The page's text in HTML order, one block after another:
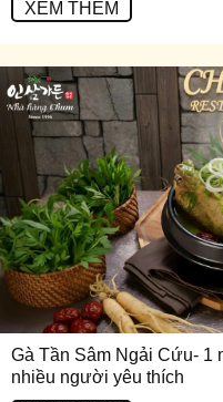
XEM THÊM
Gà Tần Sâm Ngải Cứu- 1
nhiều người yêu thích